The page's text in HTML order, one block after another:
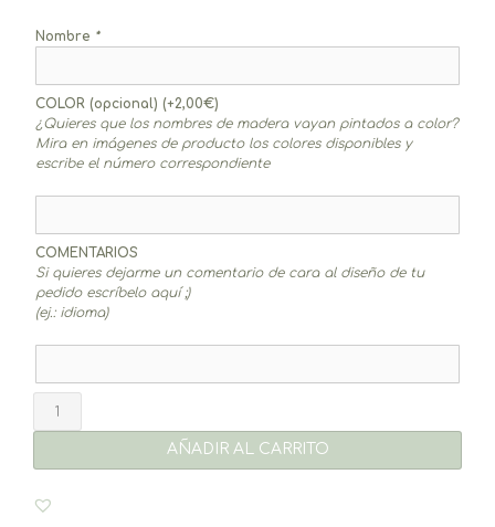
Nombre *
COLOR (opcional) (+2,00€)
¿Quieres que los nombres de madera vayan pintados a color?
Mira en imágenes de producto los colores disponibles y
escribe el número correspondiente
COMENTARIOS
Si quieres dejarme un comentario de cara al diseño de tu
pedido escríbelo aquí ;)
(ej.: idioma)
Regala
AÑADIR AL CARRITO